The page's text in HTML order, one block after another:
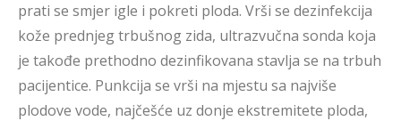
prati se smjer igle i pokreti ploda. Vrši se dezinfekcija
kože prednjeg trbušnog zida, ultrazvučna sonda koja
je takođe prethodno dezinfikovana stavlja se na trbuh
pacijentice. Punkcija se vrši na mjestu sa najviše
plodove vode, najčešće uz donje ekstremitete ploda,